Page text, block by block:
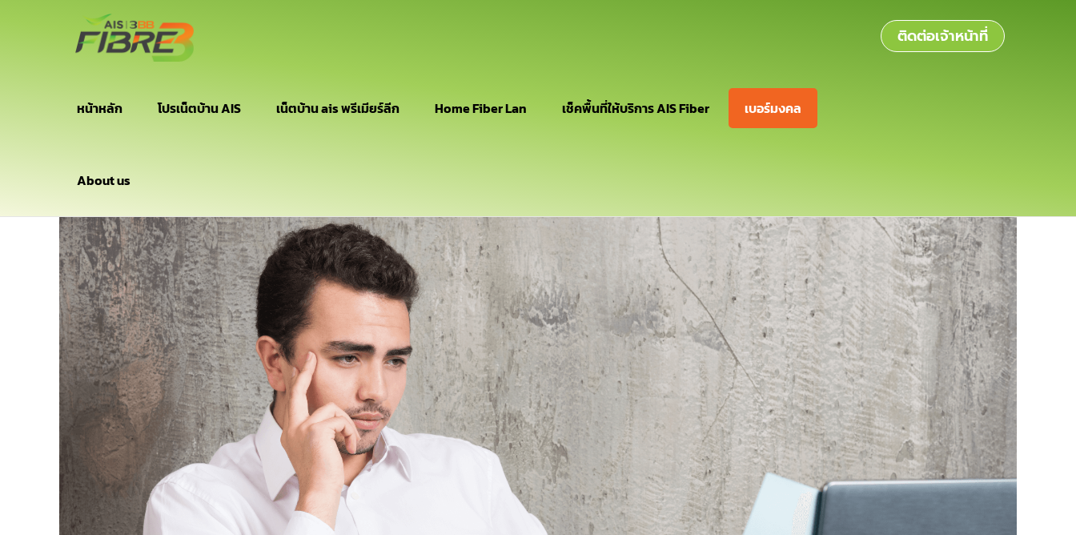
หน้าหลัก โปรเน็ตบ้าน AIS เน็ตบ้าน ais พรีเมียร์ลีก Home Fiber Lan เช็คพื้นที่ให้บริการ AIS Fiber เบอร์มงคล
About us
ติดต่อเจ้าหน้าที่